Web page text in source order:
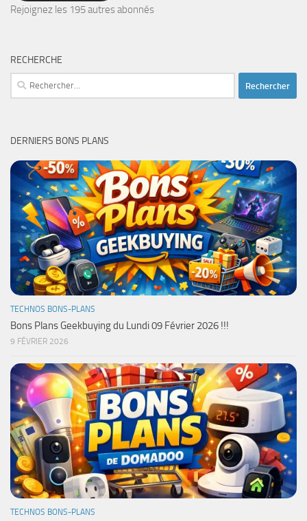
mail
Rejoignez les 195 autres abonnés
RECHERCHE
Rechercher :
DERNIERS BONS PLANS
TECHNOS BONS-PLANS
Bons Plans Geekbuying du Lundi 09 Février 2026 !!!
9 FÉVRIER 2026
TECHNOS BONS-PLANS